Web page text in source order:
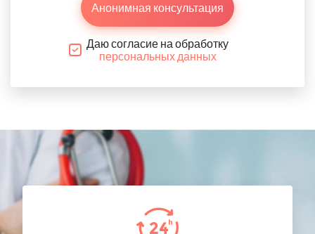
Анонимная консультация
Даю согласие на обработку
персональных данных